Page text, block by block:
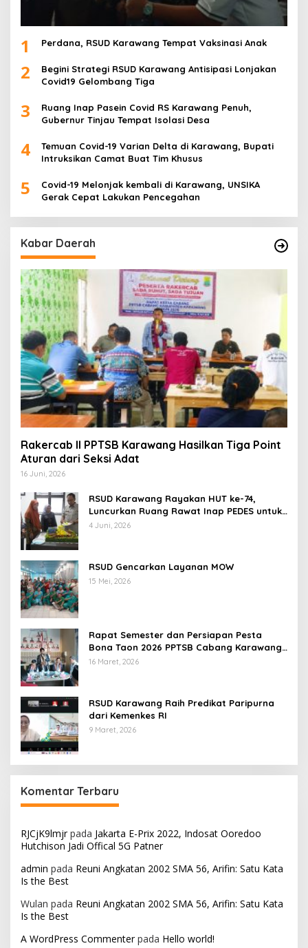
1 Perdana, RSUD Karawang Tempat Vaksinasi Anak
2
Begini Strategi RSUD Karawang Antisipasi Lonjakan
Covid19 Gelombang Tiga
3
Ruang Inap Pasein Covid RS Karawang Penuh,
Gubernur Tinjau Tempat Isolasi Desa
4
Temuan Covid-19 Varian Delta di Karawang, Bupati
Intruksikan Camat Buat Tim Khusus
5
Covid-19 Melonjak kembali di Karawang, UNSIKA
Gerak Cepat Lakukan Pencegahan
Kabar Daerah
Rakercab II PPTSB Karawang Hasilkan Tiga Point
Aturan dari Seksi Adat
16 Juni, 2026
RSUD Karawang Rayakan HUT ke-74,
Luncurkan Ruang Rawat Inap PEDES untuk
Tingkatkan Pelayanan Kesehatan
4 Juni, 2026
RSUD Gencarkan Layanan MOW
15 Mei, 2026
Rapat Semester dan Persiapan Pesta
Bona Taon 2026 PPTSB Cabang Karawang
Digelar
16 Maret, 2026
RSUD Karawang Raih Predikat Paripurna
dari Kemenkes RI
9 Maret, 2026
Komentar Terbaru
RJCjK9lmjrpada Jakarta E-Prix 2022, Indosat Ooredoo
Hutchison Jadi Offical 5G Patner
admin pada Reuni Angkatan 2002 SMA 56, Arifin: Satu Kata
Is the Best
Wulan pada Reuni Angkatan 2002 SMA 56, Arifin: Satu Kata
Is the Best
A WordPress Commenterpada Hello world!